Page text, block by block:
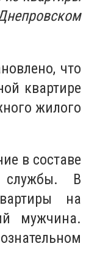
что
квартире
жилого
в составе
службы. В
на
мужчина.